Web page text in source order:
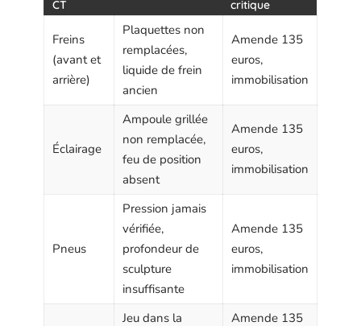
CT
critique
Freins
(avant et
arrière)
Plaquettes non
remplacées,
liquide de frein
ancien
Amende 135
euros,
immobilisation
Éclairage
Ampoule grillée
non remplacée,
feu de position
absent
Amende 135
euros,
immobilisation
Pneus
Pression jamais
vérifiée,
profondeur de
sculpture
insuffisante
Amende 135
euros,
immobilisation
Jeu dans la
Amende 135